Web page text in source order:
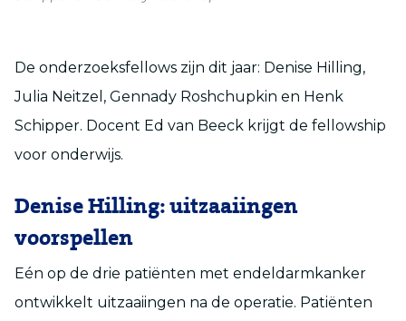
De onderzoeksfellows zijn dit jaar: Denise Hilling,
Julia Neitzel, Gennady Roshchupkin en Henk
Schipper. Docent Ed van Beeck krijgt de fellowship
voor onderwijs.
Denise Hilling: uitzaaiingen
voorspellen
Eén op de drie patiënten met endeldarmkanker
ontwikkelt uitzaaiingen na de operatie. Patiënten